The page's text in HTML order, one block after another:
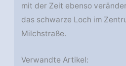
mit der Zeit ebenso
das schwarze Loch im
Milchstraße.
Verwandte Artikel: